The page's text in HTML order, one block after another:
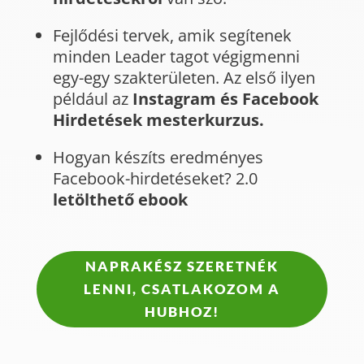
Fejlődési tervek, amik segítenek
minden Leader tagot végigmenni
egy-egy szakterületen. Az első ilyen
például az Instagram és Facebook
Hirdetések mesterkurzus.
Hogyan készíts eredményes
Facebook-hirdetéseket? 2.0
letölthető ebook
NAPRAKÉSZ SZERETNÉK
LENNI, CSATLAKOZOM A
HUBHOZ!